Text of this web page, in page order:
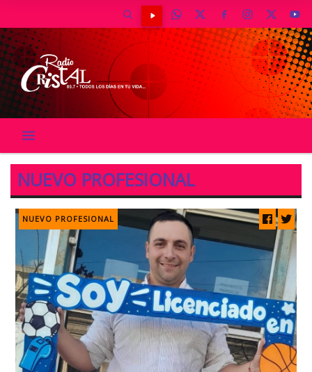
NUEVO PROFESIONAL
NUEVO PROFESIONAL